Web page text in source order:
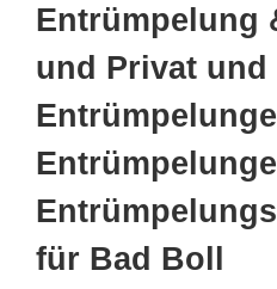
Entrümpelung
und Privat und
für Bad Boll